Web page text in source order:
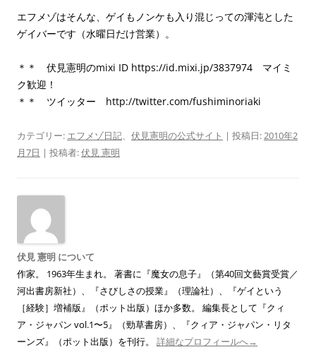
エフメゾはそんな、ゲイもノンケも入り混じっての渾沌とした
ゲイバーです（水曜日だけ営業）。
＊＊ 伏見憲明のmixi ID https://id.mixi.jp/3837974 マイミ
ク歓迎！
＊＊ ツイッター http://twitter.com/fushiminoriaki
カテゴリー: エフメゾ日記 伏見憲明の公式サイト | 投稿日: 2010年2
月7日 | 投稿者:伏見 憲明
伏見 憲明 について
作家。 1963年生まれ。 著書に『魔女の息子』（第40回文藝賞受賞／
河出書房新社）、『さびしさの授業』（理論社）、『ゲイという
［経験］増補版』（ポット出版）ほか多数。 編集長として『クィ
ア・ジャパン vol.1〜5』（勁草書房）、『クィア・ジャパン・リタ
ーンズ』（ポット出版）を刊行。 詳細なプロフィールへ→